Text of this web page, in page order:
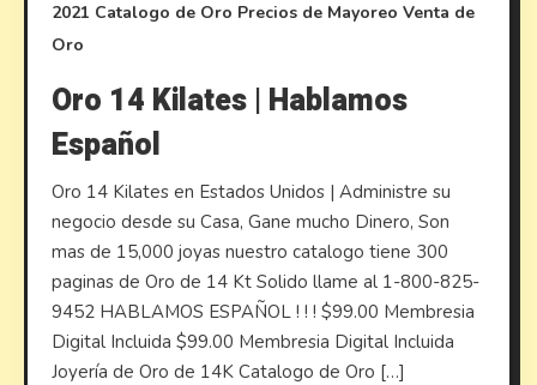
2021 Catalogo de Oro Precios de Mayoreo Venta de
Oro
Oro 14 Kilates | Hablamos
Español
Oro 14 Kilates en Estados Unidos | Administre su
negocio desde su Casa, Gane mucho Dinero, Son
mas de 15,000 joyas nuestro catalogo tiene 300
paginas de Oro de 14 Kt Solido llame al 1-800-825-
9452 HABLAMOS ESPAÑOL ! ! ! $99.00 Membresia
Digital Incluida $99.00 Membresia Digital Incluida
Joyería de Oro de 14K Catalogo de Oro […]